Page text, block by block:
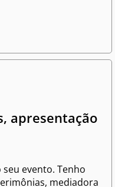
apresentação
evento. Tenho
mediadora